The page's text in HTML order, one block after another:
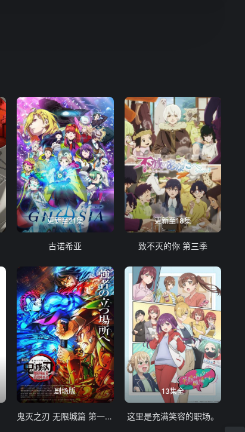
更新至21集
古诺希亚
更新至18集
致不灭的你 第三季
剧场版
鬼灭之刃 无限城篇 第一章 猗窝座再袭
13集全
这里是充满笑容的职场。